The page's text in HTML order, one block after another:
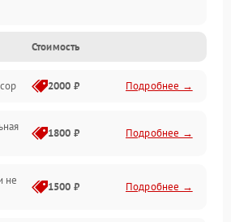
Стоимость
2000 ₽ Подробнее →
1800 ₽ Подробнее →
не
1500 ₽ Подробнее →